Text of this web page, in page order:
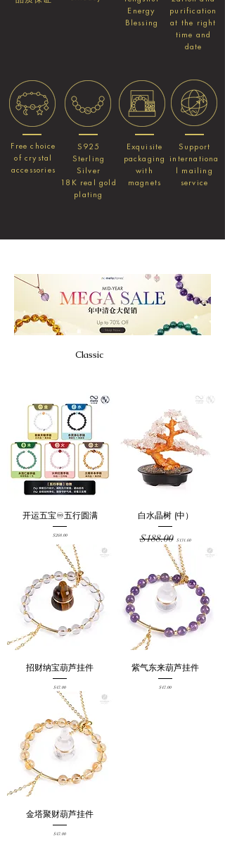
Energy
Blessing
purification
at the right
time and
date
Free choice
of crystal
accessories
S925
Sterling
Silver
18K real gold
plating
Exquisite
packaging
with
magnets
Support
internationa
l mailing
service
Classic
开运五宝♾️五行圆满
Price
$268.00
白水晶树 (中）
Regular Price
$188.00 $131.60
招财纳宝葫芦挂件
Price
$47.00
紫气东来葫芦挂件
Price
$47.00
金塔聚财葫芦挂件
Price
$47.00